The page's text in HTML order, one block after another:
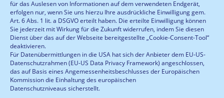
für das Auslesen von Informationen auf dem verwendeten Endgerät,
erfolgen nur, wenn Sie uns hierzu Ihre ausdrückliche Einwilligung gem.
Art. 6 Abs. 1 lit. a DSGVO erteilt haben. Die erteilte Einwilligung können
Sie jederzeit mit Wirkung für die Zukunft widerrufen, indem Sie diesen
Dienst über das auf der Webseite bereitgestellte „Cookie-Consent-Tool“
deaktivieren.
Für Datenübermittlungen in die USA hat sich der Anbieter dem EU-US-
Datenschutzrahmen (EU-US Data Privacy Framework) angeschlossen,
das auf Basis eines Angemessenheitsbeschlusses der Europäischen
Kommission die Einhaltung des europäischen
Datenschutzniveaus sicherstellt.